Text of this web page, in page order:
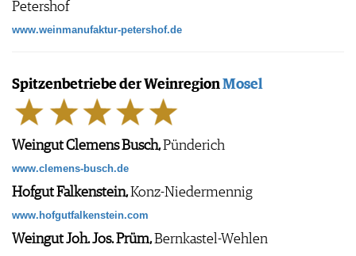
Petershof
www.weinmanufaktur-petershof.de
Spitzenbetriebe der WeinregionMosel
Weingut Clemens Busch,Pünderich
www.clemens-busch.de
Hofgut Falkenstein,Konz-Niedermennig
www.hofgutfalkenstein.com
Weingut Joh. Jos. Prüm,Bernkastel-Wehlen